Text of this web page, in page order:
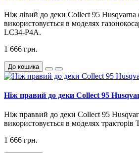
Ніж лівий до деки Collect 95 Husqvarna
використовується в моделях
LC34-P4A.
1 666 грн.
До кошика
Ніж правий до деки Collect 95
Ніж праввий до деки Collect 95
використовується в моделях тракторів
1 666 грн.